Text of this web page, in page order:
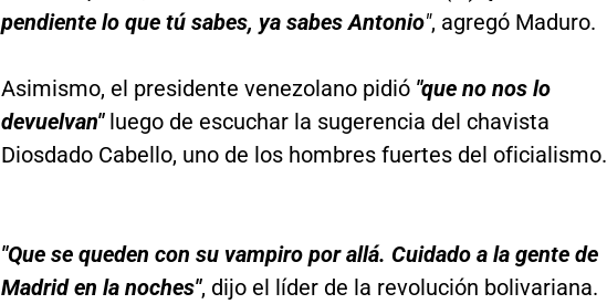
pendiente lo que tú sabes, ya sabes Antonio", agregó Maduro.
Asimismo, el presidente venezolano pidió "que no nos lo
devuelvan"luego de escuchar la sugerencia del chavista
Diosdado Cabello, uno de los hombres fuertes del oficialismo.
"Que se queden con su vampiro por allá. Cuidado a la gente de
Madrid en la noches", dijo el líder de la revolución bolivariana.